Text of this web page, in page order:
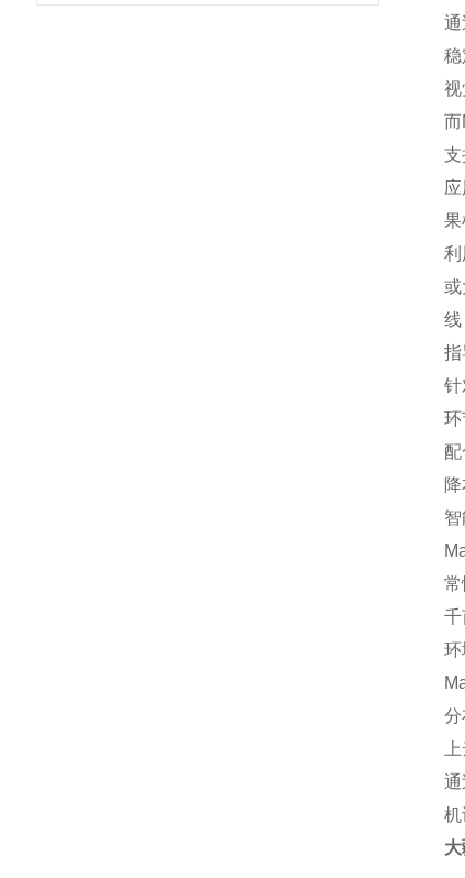
通
视
而
支
果
利
或
线
指
针
环
智
常
千
环
分
通
机